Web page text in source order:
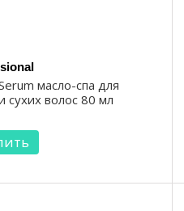
масло-спа для
волос 80 мл